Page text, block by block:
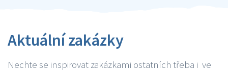
Aktuální zakázky
Nechte se inspirovat zakázkami ostatních třeba i ve